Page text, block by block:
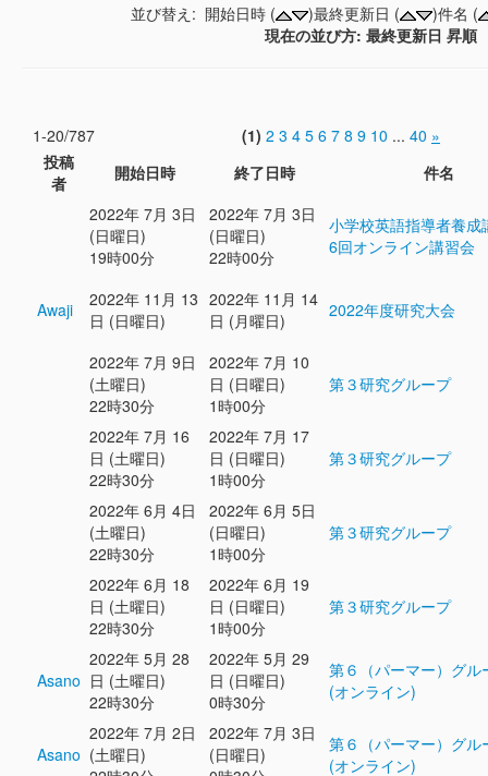
並び替え: 開始日時 ( )最終更新日 (
)件名 (
現在の並び方: 最終更新日 昇順
1-20/787 (1) 2 3 4 5 6 7 8 9 10 ... 40 »
投稿
者
開始日時 終了日時
件名
2022年 7月 3日
(日曜日)
19時00分
2022年 7月 3日
(日曜日)
22時00分
小学校英語指導者養
6回オンライン講習会
Awaji
2022年 11月 13
日 (日曜日)
2022年 11月 14
日 (月曜日)
2022年度研究大会
2022年 7月 9日
(土曜日)
22時30分
2022年 7月 10
日 (日曜日)
1時00分
第３研究グループ
2022年 7月 16
日 (土曜日)
22時30分
2022年 7月 17
日 (日曜日)
1時00分
第３研究グループ
2022年 6月 4日
(土曜日)
22時30分
2022年 6月 5日
(日曜日)
1時00分
第３研究グループ
2022年 6月 18
日 (土曜日)
22時30分
2022年 6月 19
日 (日曜日)
1時00分
第３研究グループ
Asano
2022年 5月 28
日 (土曜日)
22時30分
2022年 5月 29
日 (日曜日)
0時30分
第６（パーマー）グル
(オンライン)
Asano
2022年 7月 2日
(土曜日)
2022年 7月 3日
(日曜日)
第６（パーマー）グル
(オンライン)